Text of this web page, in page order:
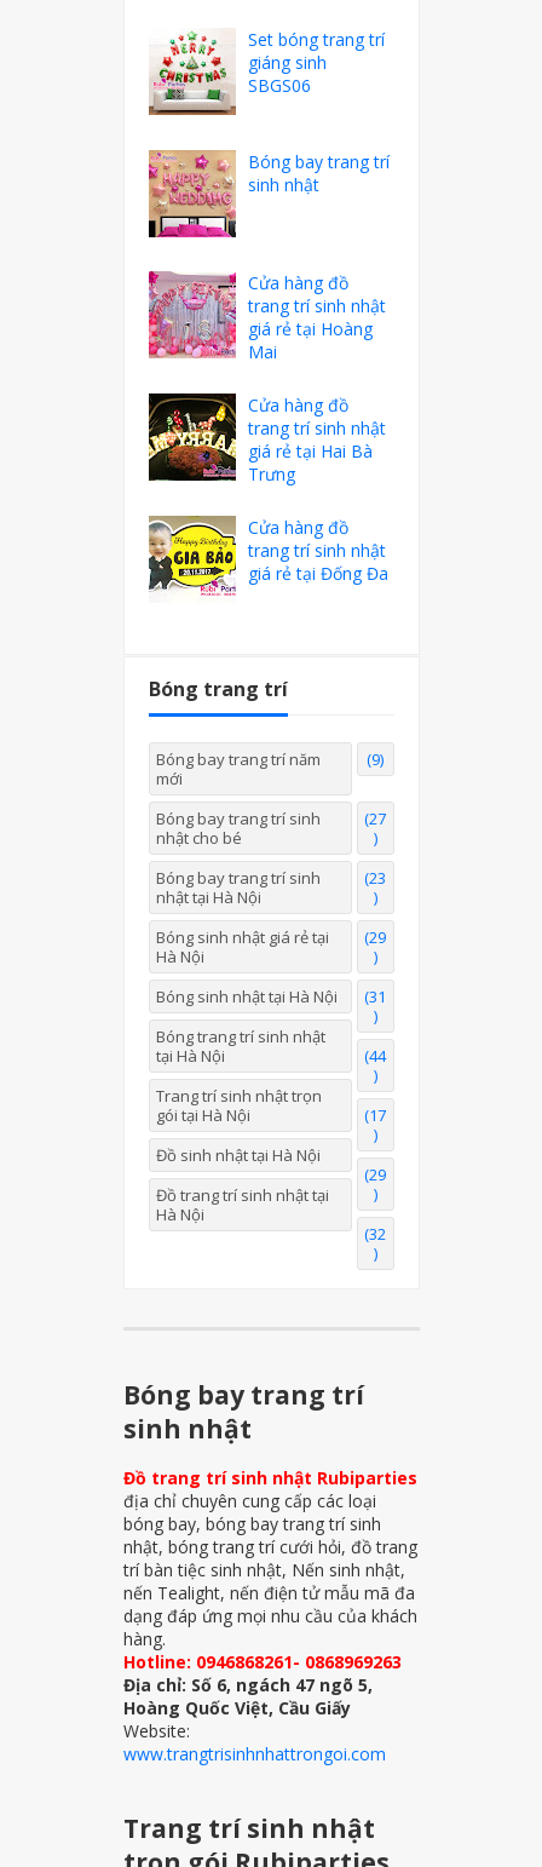
Set bóng trang trí
giáng sinh
SBGS06
Bóng bay trang trí
sinh nhật
Cửa hàng đồ
trang trí sinh nhật
giá rẻ tại Hoàng
Mai
Cửa hàng đồ
trang trí sinh nhật
giá rẻ tại Hai Bà
Trưng
Cửa hàng đồ
trang trí sinh nhật
giá rẻ tại Đống Đa
Bóng trang trí
Bóng bay trang trí năm
mới
(9)
Bóng bay trang trí sinh
nhật cho bé
(27
)
Bóng bay trang trí sinh
nhật tại Hà Nội
(23
)
Bóng sinh nhật giá rẻ tại
Hà Nội
(29
)
Bóng sinh nhật tại Hà Nội
(31
)
Bóng trang trí sinh nhật
tại Hà Nội
(44
)
Trang trí sinh nhật trọn
gói tại Hà Nội
(17
)
Đồ sinh nhật tại Hà Nội
(29
)
Đồ trang trí sinh nhật tại
Hà Nội
(32
)
Bóng bay trang trí
sinh nhật
Đồ trang trí sinh nhật Rubiparties
địa chỉ chuyên cung cấp các loại
bóng bay, bóng bay trang trí sinh
nhật, bóng trang trí cưới hỏi, đồ trang
trí bàn tiệc sinh nhật, Nến sinh nhật,
nến Tealight, nến điện tử mẫu mã đa
dạng đáp ứng mọi nhu cầu của khách
hàng.
Hotline: 0946868261- 0868969263
Địa chỉ: Số 6, ngách 47 ngõ 5,
Hoàng Quốc Việt, Cầu Giấy
Website:
www.trangtrisinhnhattrongoi.com
Trang trí sinh nhật